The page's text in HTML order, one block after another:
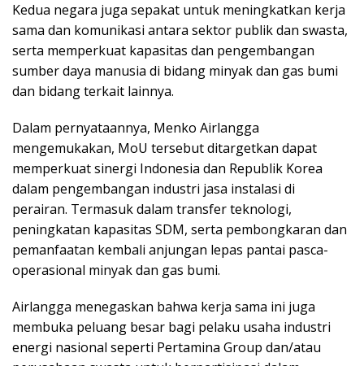
Kedua negara juga sepakat untuk meningkatkan kerja
sama dan komunikasi antara sektor publik dan swasta,
serta memperkuat kapasitas dan pengembangan
sumber daya manusia di bidang minyak dan gas bumi
dan bidang terkait lainnya.
Dalam pernyataannya, Menko Airlangga
mengemukakan, MoU tersebut ditargetkan dapat
memperkuat sinergi Indonesia dan Republik Korea
dalam pengembangan industri jasa instalasi di
perairan. Termasuk dalam transfer teknologi,
peningkatan kapasitas SDM, serta pembongkaran dan
pemanfaatan kembali anjungan lepas pantai pasca-
operasional minyak dan gas bumi.
Airlangga menegaskan bahwa kerja sama ini juga
membuka peluang besar bagi pelaku usaha industri
energi nasional seperti Pertamina Group dan/atau